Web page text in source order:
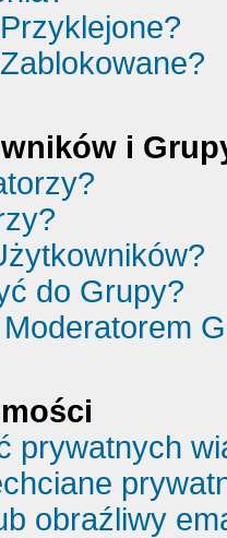
i
do Grupy?
prywatnych
obraźliwy